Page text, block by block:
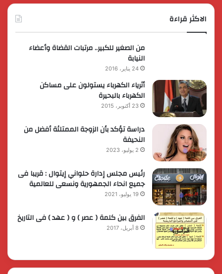
الاكثر قراءة
من الصغير للكبير.. مرتبات القضاة وأعضاء
النيابة
24 يناير، 2016
أثرياء الكهرباء يستولون على مساكن
الكهرباء بالبحيرة
23 أكتوبر، 2015
دراسة تؤكد بأن الزوجة الممتلئة أفضل من
النحيفة
2 يوليو، 2023
رئيس مجلس إدارة حلواني إيتوال : قريبا فى
جميع انحاء الجمهورية ونسعى للعالمية
19 يوليو، 2021
الفرق بين كلمة ( عصر ) و ( عهد ) فى التاريخ
8 أبريل، 2017